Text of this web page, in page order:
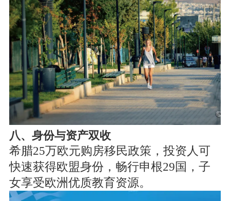
八、身份与资产双收
希腊25万欧元购房移民政策，投资人可
快速获得欧盟身份，畅行申根29国，子
女享受欧洲优质教育资源。